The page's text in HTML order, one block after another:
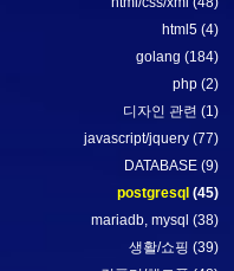
html5 (4)
golang (184)
php (2)
디자인 관련 (1)
javascript/jquery (77)
DATABASE (9)
postgresql (45)
mariadb, mysql (38)
생활/쇼핑 (39)